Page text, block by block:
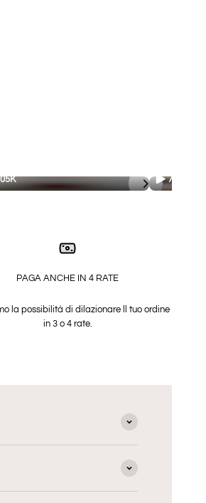
78.3K
PAGA ANCHE IN 4 RATE
la possibilità di dilazionare ll tuo ordine
in 3 o 4 rate.